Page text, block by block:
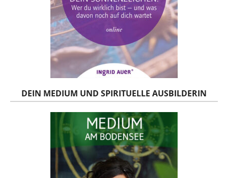
DEIN MEDIUM UND SPIRITUELLE AUSBILDERIN